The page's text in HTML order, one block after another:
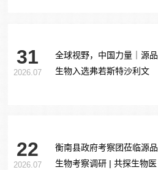
31
2026.07
全球视野，中国力量｜源品
生物入选弗若斯特沙利文
22
2026.07
衡南县政府考察团莅临源品
生物考察调研 | 共探生物医